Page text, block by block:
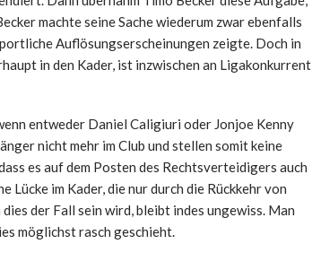
machte seine Sache wiederum zwar ebenfalls
Auflösungserscheinungen zeigte. Doch in
in den Kader, ist inzwischen an Ligakonkurrent
entweder Daniel Caligiuri oder Jonjoe Kenny
nicht mehr im Club und stellen somit keine
es auf dem Posten des Rechtsverteidigers auch
im Kader, die nur durch die Rückkehr von
der Fall sein wird, bleibt indes ungewiss. Man
möglichst rasch geschieht.